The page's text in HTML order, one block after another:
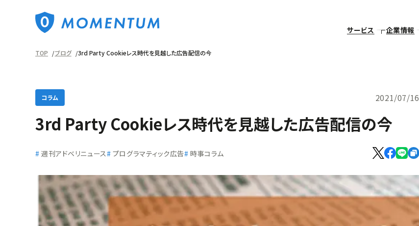
サービス 企業情報
TOP ブログ 3rd Party Cookieレス時代を見越した広告配信の今
コラム 2021/07/16
3rd Party Cookieレス時代を見越した広告配信の今
週刊アドベリニュース プログラマティック広告 時事コラム